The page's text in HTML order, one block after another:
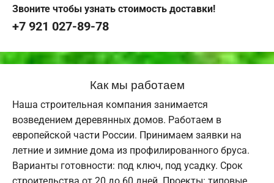
Звоните чтобы узнать стоимость доставки!
+7 921 027-89-78
Как мы работаем
Наша строительная компания занимается
возведением деревянных домов. Работаем в
европейской части России. Принимаем заявки на
летние и зимние дома из профилированного бруса.
Варианты готовности: под ключ, под усадку. Срок